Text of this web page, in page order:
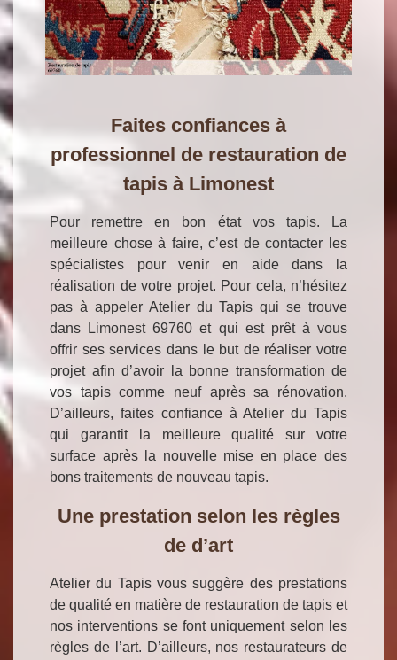
Faites confiances à
professionnel de restauration de
tapis à Limonest
Pour remettre en bon état vos tapis. La
meilleure chose à faire, c’est de contacter les
spécialistes pour venir en aide dans la
réalisation de votre projet. Pour cela, n’hésitez
pas à appeler Atelier du Tapis qui se trouve
dans Limonest 69760 et qui est prêt à vous
offrir ses services dans le but de réaliser votre
projet afin d’avoir la bonne transformation de
vos tapis comme neuf après sa rénovation.
D’ailleurs, faites confiance à Atelier du Tapis
qui garantit la meilleure qualité sur votre
surface après la nouvelle mise en place des
bons traitements de nouveau tapis.
Une prestation selon les règles
de d’art
Atelier du Tapis vous suggère des prestations
de qualité en matière de restauration de tapis et
nos interventions se font uniquement selon les
règles de l’art. D’ailleurs, nos restaurateurs de